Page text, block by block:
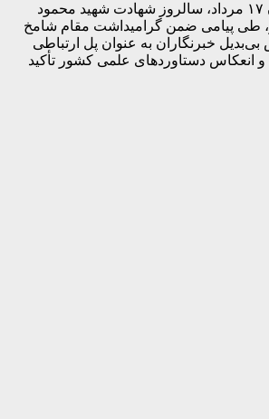
به مناسبت فرا رسیدن ۱۷ مرداد، سالروز شهادت شهید محمود
طی پیامی ضمن گرامیداشت مقام شامخ
خبرنگاران به عنوان پل ارتباطی
و انعکاس دستاوردهای علمی کشور تأکید